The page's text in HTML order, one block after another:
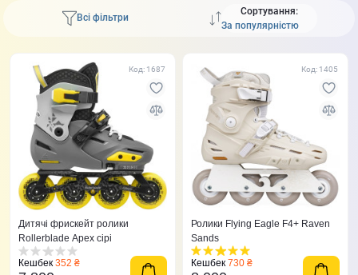
Всі фільтри
Сортування:
Код: 1687
Дитячі фрискейт ролики
Rollerblade Apex сірі
Кешбек 352 ₴
Код: 1405
Ролики Flying Eagle F4+ Raven
Sands
Кешбек 730 ₴